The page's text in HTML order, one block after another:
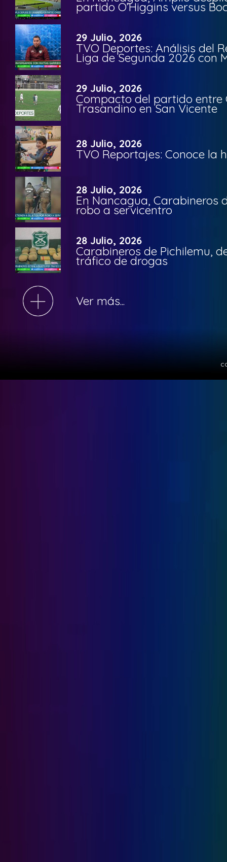
partido O’Higgins versus
29 Julio, 2026
TVO Deportes: Análisis del
Liga de Segunda 2026 con
29 Julio, 2026
Compacto del partido entre
Trasandino en San Vicente
28 Julio, 2026
TVO Reportajes: Conoce la
28 Julio, 2026
En Nancagua, Carabineros
robo a servicentro
28 Julio, 2026
Carabineros de Pichilemu,
tráfico de drogas
Ver más...